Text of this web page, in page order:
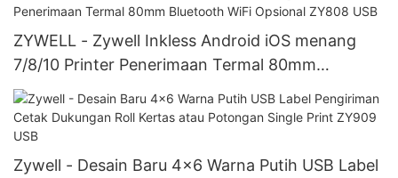
ZYWELL - Zywell Inkless Android iOS menang
7/8/10 Printer Penerimaan Termal 80mm
Bluetooth WiFi Opsional ZY808 USB
Zywell - Desain Baru 4x6 Warna Putih USB Label